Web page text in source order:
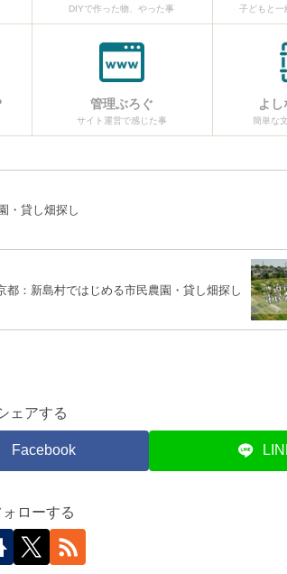
DIYで作った物、やった事 子どもと一
管理ぶろぐ
サイト運営で感じた事
よし
簡単な
・貸し畑探し
都：新島村ではじめる市民農園・貸し畑探し
ェアする
Facebook
ォローする